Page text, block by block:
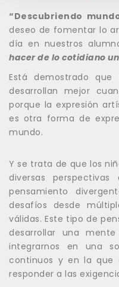
“Descubriendo
deseo de fomentar lo
día en nuestros
hacer de lo cotidiano
Está demostrado que
desarrollan mejor
porque la expresión
es otra forma de
mundo.
Y se trata de que los
diversas
pensamiento
desafíos desde
válidas. Este tipo de
desarrollar una
integrarnos en una
continuos y en la que
responder a las